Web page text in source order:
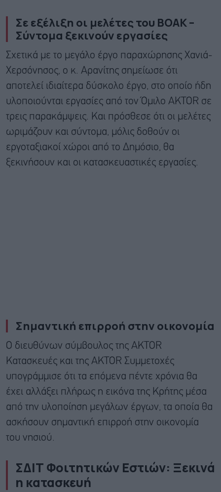
Σε εξέλιξη οι μελέτες του ΒΟΑΚ –
Σύντομα ξεκινούν εργασίες
Σχετικά με το μεγάλο έργο παραχώρησης Χανιά-
Χερσόνησος, ο κ. Αρανίτης σημείωσε ότι
αποτελεί ιδιαίτερα δύσκολο έργο, στο οποίο ήδη
υλοποιούνται εργασίες από τον Όμιλο ΑKTOR σε
τρεις παρακάμψεις. Και πρόσθεσε ότι οι μελέτες
ωριμάζουν και σύντομα, μόλις δοθούν οι
εργοταξιακοί χώροι από το Δημόσιο, θα
ξεκινήσουν και οι κατασκευαστικές εργασίες.
Σημαντική επιρροή στην οικονομία
Ο διευθύνων σύμβουλος της AKTOR
Κατασκευές και της AKTOR Συμμετοχές
υπογράμμισε ότι τα επόμενα πέντε χρόνια θα
έχει αλλάξει πλήρως η εικόνα της Κρήτης μέσα
από την υλοποίηση μεγάλων έργων, τα οποία θα
ασκήσουν σημαντική επιρροή στην οικονομία
του νησιού.
ΣΔΙΤ Φοιτητικών Εστιών: Ξεκινά
η κατασκευή